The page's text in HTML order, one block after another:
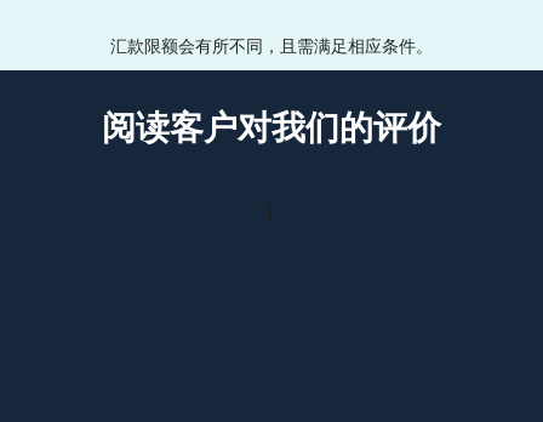
汇款限额会有所不同，且需满足相应条件。
阅读客户对我们的评价